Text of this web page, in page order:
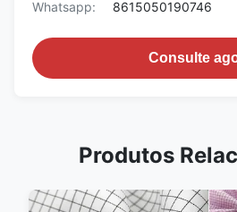
Whatsapp:
8615050190746
Consulte
Produtos